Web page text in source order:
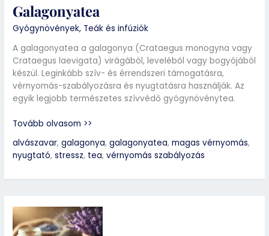
Galagonyatea
Gyógynövények, Teák és infúziók
A galagonyatea a galagonya (Crataegus monogyna vagy
Crataegus laevigata) virágából, leveléből vagy bogyójából
készül. Leginkább szív- és érrendszeri támogatásra,
vérnyomás-szabályozásra és nyugtatásra használják. Az
egyik legjobb természetes szívvédő gyógynövénytea.
Tovább olvasom >>
alvászavar,galagonya,galagonyatea,magas vérnyomás,
nyugtató,stressz, tea,vérnyomás szabályozás
Levendulatea